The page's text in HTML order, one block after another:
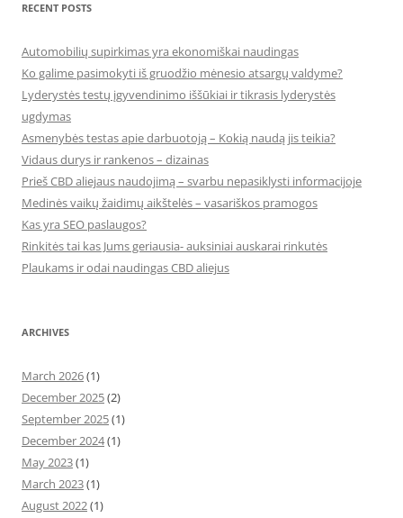
RECENT POSTS
Automobilių supirkimas yra ekonomiškai naudingas
Ko galime pasimokyti iš gruodžio mėnesio atsargų valdyme?
Lyderystės testų įgyvendinimo iššūkiai ir tikrasis lyderystės
ugdymas
Asmenybės testas apie darbuotoją – Kokią naudą jis teikia?
Vidaus durys ir rankenos – dizainas
Prieš CBD aliejaus naudojimą – svarbu nepasiklysti informacijoje
Medinės vaikų žaidimų aikštelės – vasariškos pramogos
Kas yra SEO paslaugos?
Rinkitės tai kas Jums geriausia- auksiniai auskarai rinkutės
Plaukams ir odai naudingas CBD aliejus
ARCHIVES
March 2026(1)
December 2025(2)
September 2025(1)
December 2024(1)
May 2023(1)
March 2023(1)
August 2022(1)